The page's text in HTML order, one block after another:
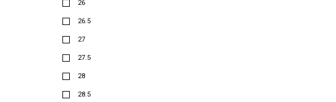
26
26.5
27
27.5
28
28.5